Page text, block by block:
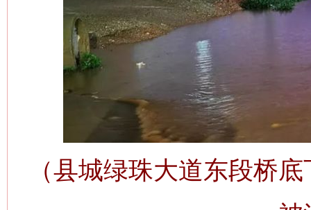
（县城绿珠大道东段桥